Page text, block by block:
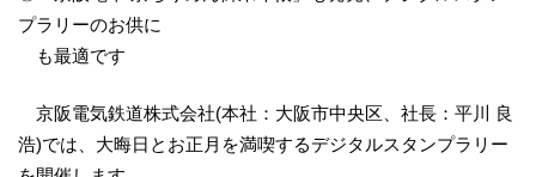
プラリーのお供に
も最適です
京阪電気鉄道株式会社(本社：大阪市中央区、社長：平川 良
浩)では、大晦日とお正月を満喫するデジタルスタンプラリー